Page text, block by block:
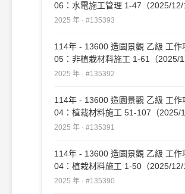
06：水電施工管理 1-47（2025/12/
新）#135393
2025 年 · #135393
114年 - 13600 造園景觀 乙級 工作
05：非植栽材料施工 1-61（2025/
新）#135392
2025 年 · #135392
114年 - 13600 造園景觀 乙級 工作
04：植栽材料施工 51-107（2025/
更新）#135391
2025 年 · #135391
114年 - 13600 造園景觀 乙級 工作
04：植栽材料施工 1-50（2025/12/
新）#135390
2025 年 · #135390